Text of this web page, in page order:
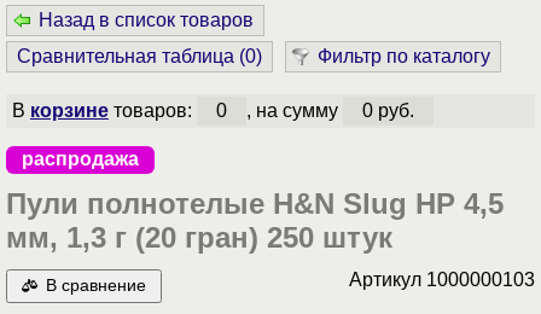
Назад в список товаров
Сравнительная таблица (0) Фильтр по каталогу
В корзинетоваров: 0 , на сумму 0 руб.
распродажа
Пули полнотелые H&N Slug HP 4,5
мм, 1,3 г (20 гран) 250 штук
В сравнение Артикул 1000000103